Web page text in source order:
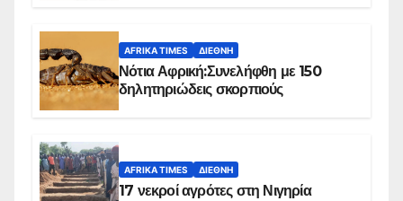
AFRIKA TIMES ΔΙΕΘΝΉ
Νότια Αφρική:Συνελήφθη με 150
δηλητηριώδεις σκορπιούς
AFRIKA TIMES ΔΙΕΘΝΉ
17 νεκροί αγρότες στη Νιγηρία